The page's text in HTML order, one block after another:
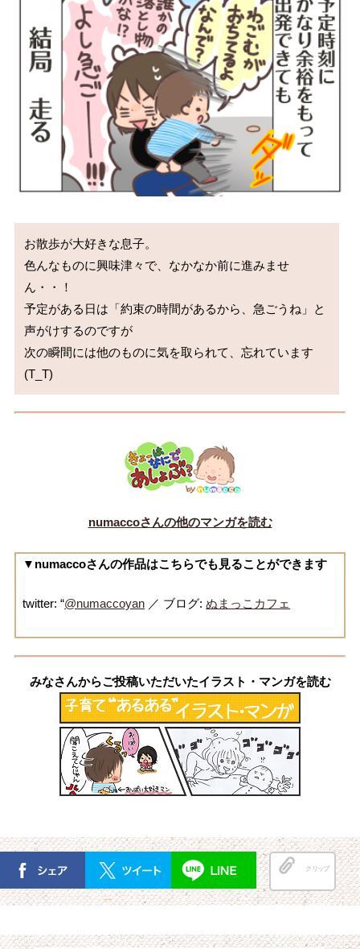
お散歩が大好きな息子。
色んなものに興味津々で、なかなか前に進みませ
ん・・！
予定がある日は「約束の時間があるから、急ごうね」と
声がけするのですが
次の瞬間には他のものに気を取られて、忘れています
numaccoさんの他のマンガを読む
▼numaccoさんの作品はこちらでも見ることができます
twitter: “@numaccoyan ／ ブログ:ぬまっこカフェ
みなさんからご投稿いただいたイラスト・マンガを読む
クリップ